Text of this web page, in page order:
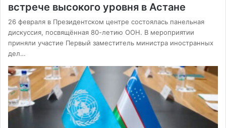
встрече высокого уровня в Астане
26 февраля в Президентском центре состоялась панельная
дискуссия, посвящённая 80-летию ООН. В мероприятии
приняли участие Первый заместитель министра иностранных
дел…